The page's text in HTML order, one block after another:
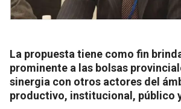
La propuesta tiene como fin
prominente a las bolsas
sinergia con otros actores del
productivo, institucional, público